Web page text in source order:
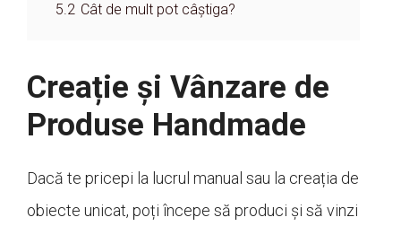
5.2 Cât de mult pot câștiga?
Creație și Vânzare de
Produse Handmade
Dacă te pricepi la lucrul manual sau la creația de
obiecte unicat, poți începe să produci și să vinzi